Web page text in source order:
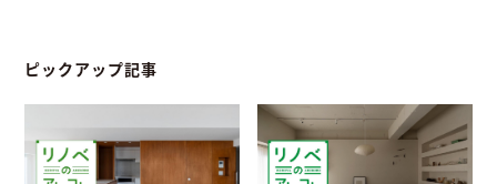
ピックアップ記事